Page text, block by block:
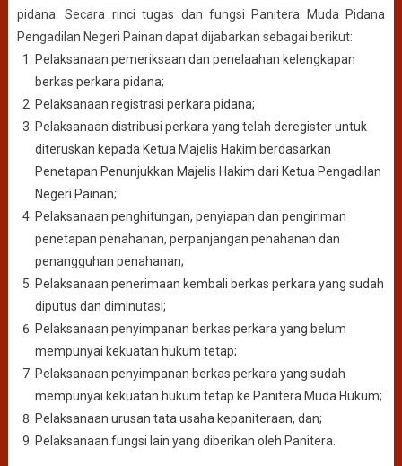
pidana. Secara rinci tugas dan fungsi Panitera Muda Pidana
Pengadilan Negeri Painan dapat dijabarkan sebagai berikut:
Pelaksanaan pemeriksaan dan penelaahan kelengkapan
berkas perkara pidana;
Pelaksanaan registrasi perkara pidana;
Pelaksanaan distribusi perkara yang telah deregister untuk
diteruskan kepada Ketua Majelis Hakim berdasarkan
Penetapan Penunjukkan Majelis Hakim dari Ketua Pengadilan
Negeri Painan;
Pelaksanaan penghitungan, penyiapan dan pengiriman
penetapan penahanan, perpanjangan penahanan dan
penangguhan penahanan;
Pelaksanaan penerimaan kembali berkas perkara yang sudah
diputus dan diminutasi;
Pelaksanaan penyimpanan berkas perkara yang belum
mempunyai kekuatan hukum tetap;
Pelaksanaan penyimpanan berkas perkara yang sudah
mempunyai kekuatan hukum tetap ke Panitera Muda Hukum;
Pelaksanaan urusan tata usaha kepaniteraan, dan;
Pelaksanaan fungsi lain yang diberikan oleh Panitera.